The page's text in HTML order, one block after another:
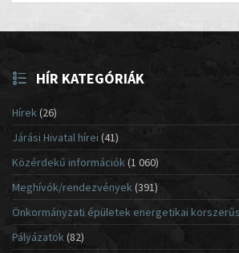
HÍR KATEGÓRIÁK
Hírek(26)
Járási Hivatal hírei (41)
Közérdekű információk(1 060)
Meghívók/rendezvények (391)
Önkormányzati épületek energetikai
Pályázatok (82)